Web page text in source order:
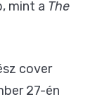
mint a The
cover
27-én